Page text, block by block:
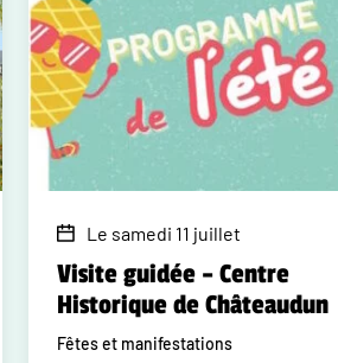
Le samedi 11 juillet
Visite guidée – Centre
Historique de Châteaudun
Fêtes et manifestations